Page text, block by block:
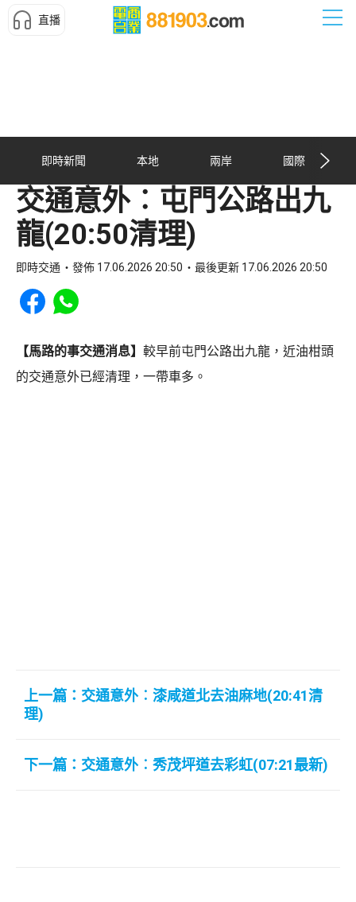
直播
即時新聞 本地 兩岸 國際
交通意外︰屯門公路出九
龍(20:50清理)
即時交通 發佈 17.06.2026 20:50 最後更新 17.06.2026 20:50
Share to Facebook
Share to WhatsApp
【馬路的事交通消息】 較早前屯門公路出九龍，近油柑頭
的交通意外已經清理，一帶車多。
上一篇：交通意外︰漆咸道北去油麻地(20:41清
理)
下一篇：交通意外︰秀茂坪道去彩虹(07:21最新)